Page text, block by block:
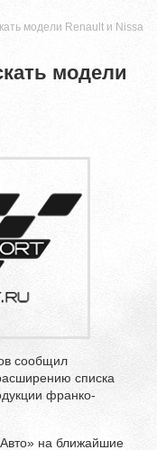
модели Renault и Nissan
модели
сообщил
списка
франко-
на ближайшие